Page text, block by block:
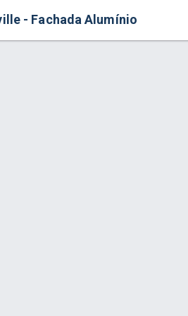
- Fachada Alumínio